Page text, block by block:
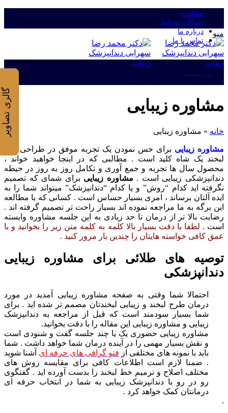
مشاوره
سوالات متداول
درباره ما
تماس با ما
منو
مشاوره زیبایی
خانه » مشاوره زیبایی
مشاوره زیبایی برای حس نمودن یک تجربه موفق در طراحی خط
لبخند یک شاه کلید است . مطالبی که در اینجا خواهید خواند ،
محصول سال ها تجربه و جمع آوری و تکامل روز به روز در حیطه
دندانپزشکی زیبایی است . مشاوره زیبایی برای شمای که تصمیم
نگرفته اید کدام “روش” و یا کدام “دندانپزشک” میتواند شما را به
ایده آلتان برساند ، امری بسیار حساس است . کسانی که با مطالعه
این برگه به ما مراجعه نموده اند بسیار راحت تر تصمیم گرفته اند .
رضایت بالا تر از درمان تا حد زیادی به این جلسه مشاوره وابسته
است . لطفا با دقت بسیار بالا کلمه به کلمه متن زیر را بخوانید و با
عمق کافی خواسته هایتان را چندین بار مرور کنید .
توصیه های طلائی برای مشاوره زیبایی
دندانپزشکی
احتمالا شما وقتی به صفحه مشاوره زیبایی آمدید در مورد
درمان طرح لبخند و زیبایی لبخندتان مصمم تر شده اید . برای
شما بسیار سودمند است که قبل از مراجعه به دندانپزشک
زیبایی و مشاوره زیبایی این مقاله را با دقت بخوانید.
مشاوره زیبایی حضوری یک یا چند جلسه گفت و شنودی است
و نقش بسیار مهمی را در آینده درمان شما خواهد داشت . شما
باید با نمونه های مختلفی از فتو گرافی های حرفه ای آشنا شوید
. ضمنا لازم است اطلاعات کافی برای مقایسه روش های
مختلف اصلاح و ترمیم خط لبخند را بدست آورده اید . گفتگوی
رو در رو با دندانپزشک زیبایی به شما در انتخاب حرفه ای
درمانتان کمک خواهد کرد .
.
گالری تصاویر